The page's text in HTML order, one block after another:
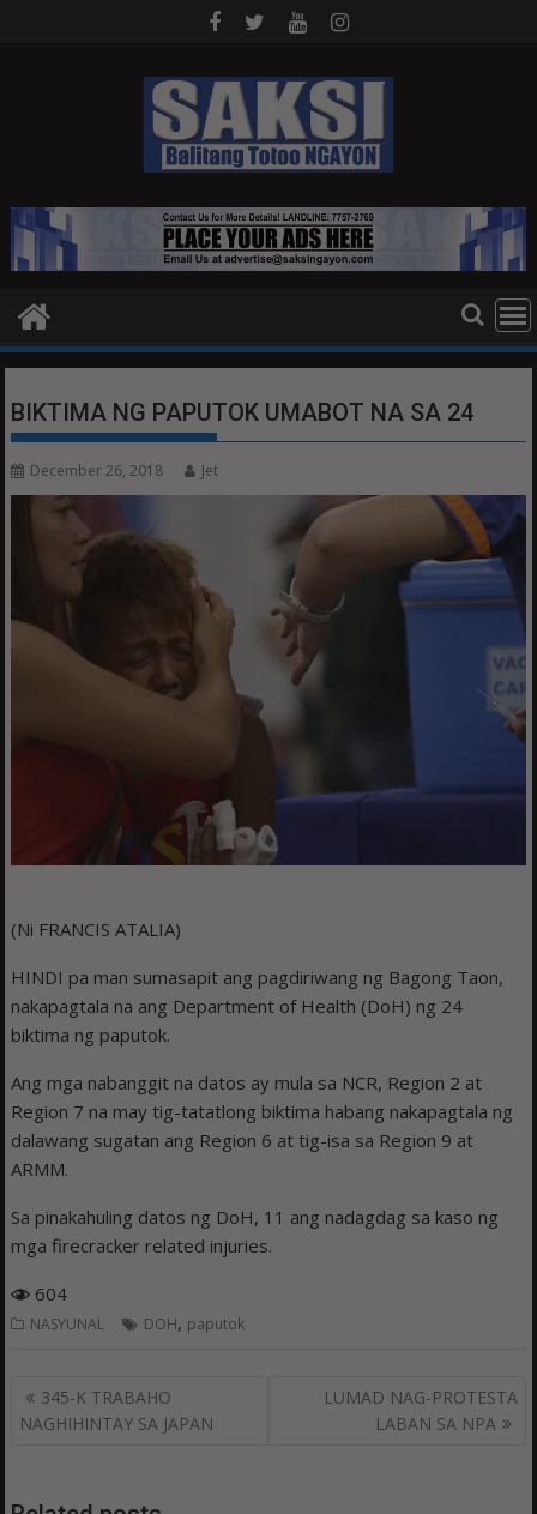
BIKTIMA NG PAPUTOK UMABOT NA SA 24
December 26, 2018 Jet
(Ni FRANCIS ATALIA)
HINDI pa man sumasapit ang pagdiriwang ng Bagong Taon,
nakapagtala na ang Department of Health (DoH) ng 24
biktima ng paputok.
Ang mga nabanggit na datos ay mula sa NCR, Region 2 at
Region 7 na may tig-tatatlong biktima habang nakapagtala ng
dalawang sugatan ang Region 6 at tig-isa sa Region 9 at
ARMM.
Sa pinakahuling datos ng DoH, 11 ang nadagdag sa kaso ng
mga firecracker related injuries.
604
NASYUNAL DOH, paputok
Post
navigation
345-K TRABAHO
NAGHIHINTAY SA JAPAN
LUMAD NAG-PROTESTA
LABAN SA NPA